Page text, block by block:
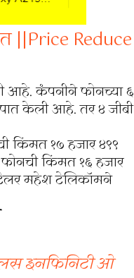
||Price Reduce
आहे. कंपनीने फोनच्या ६
केली आहे. तर ४ जीबी
किंमत १७ हजार ४९९
किंमत १६ हजार
महेश टेलिकॉमने
इनफिनिटी ओ